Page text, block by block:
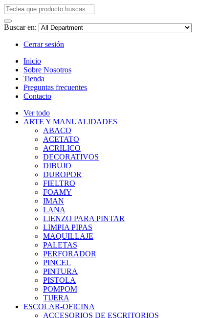
Buscar en:
Cerrar sesión
Inicio
Sobre Nosotros
Tienda
Preguntas frecuentes
Contacto
Ver todo
ARTE Y MANUALIDADES
ABACO
ACETATO
ACRILICO
DECORATIVOS
DIBUJO
DUROPOR
FIELTRO
FOAMY
IMAN
LANA
LIENZO PARA PINTAR
LIMPIA PIPAS
MAQUILLAJE
PALETAS
PERFORADOR
PINCEL
PINTURA
PISTOLA
POMPOM
TIJERA
ESCOLAR-OFICINA
ACCESORIOS DE ESCRITORIOS